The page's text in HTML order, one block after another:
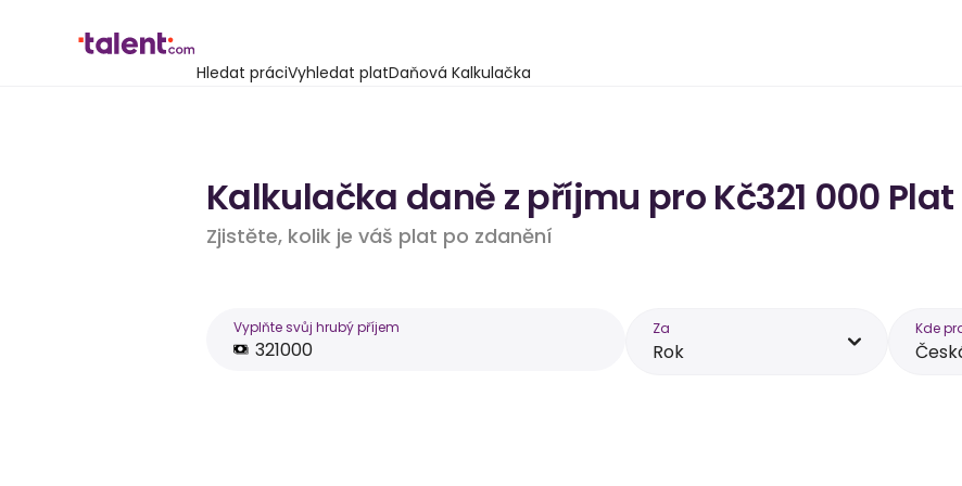
Hledat práciVyhledat platDaňová Kalkulačka
Kalkulačka daně z příjmu pro Kč321 000
Zjistěte, kolik je váš plat po zdanění
Vyplňte svůj hrubý příjem Za
Rok
Kde